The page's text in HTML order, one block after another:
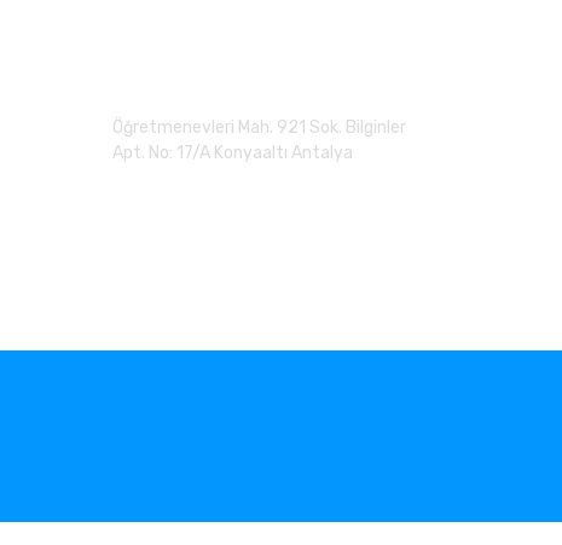
Öğretmenevleri Mah. 921 Sok. Bilginler
Apt. No: 17/A Konyaaltı Antalya